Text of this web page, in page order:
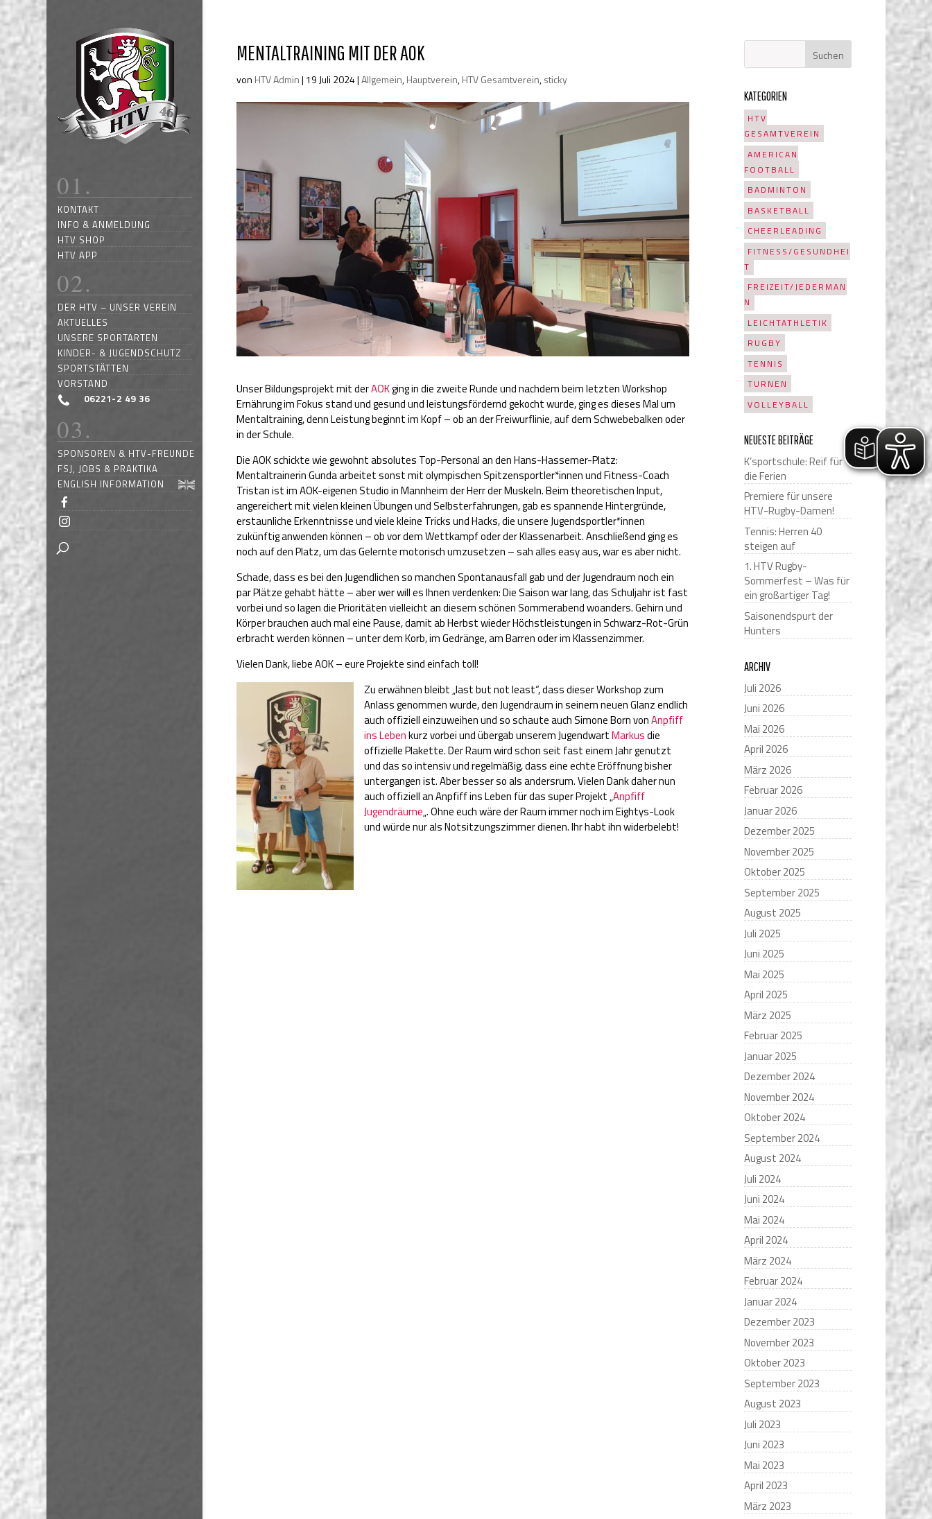
KONTAKT
INFO & ANMELDUNG
HTV SHOP
HTV APP
DER HTV – UNSER VEREIN
AKTUELLES
UNSERE SPORTARTEN
KINDER- & JUGENDSCHUTZ
SPORTSTÄTTEN
VORSTAND
06221-2 49 36
SPONSOREN & HTV-FREUNDE
FSJ, JOBS & PRAKTIKA
ENGLISH INFORMATION
MENTALTRAINING MIT DER AOK
von HTV Admin| 19 Juli 2024|Allgemein,Hauptverein,HTV Gesamtverein,sticky
Unser Bildungsprojekt mit derAOKging in die zweite Runde und nachdem beim letzten Workshop
Ernährung im Fokus stand und gesund und leistungsfördernd gekocht wurde, ging es dieses Mal um
Mentaltraining, denn Leistung beginnt im Kopf – ob an der Freiwurflinie, auf dem Schwebebalken oder
in der Schule.
Die AOK schickte wie gewohnt absolutes Top-Personal an den Hans-Hassemer-Platz:
Mentaltrainerin Gunda arbeitet sonst mit olympischen Spitzensportler*innen und Fitness-Coach
Tristan ist im AOK-eigenen Studio in Mannheim der Herr der Muskeln. Beim theoretischen Input,
angereichert mit vielen kleinen Übungen und Selbsterfahrungen, gab es spannende Hintergründe,
erstaunliche Erkenntnisse und viele kleine Tricks und Hacks, die unsere Jugendsportler*innen
zukünftig anwenden können – ob vor dem Wettkampf oder der Klassenarbeit. Anschließend ging es
noch auf den Platz, um das Gelernte motorisch umzusetzen – sah alles easy aus, war es aber nicht.
Schade, dass es bei den Jugendlichen so manchen Spontanausfall gab und der Jugendraum noch ein
par Plätze gehabt hätte – aber wer will es Ihnen verdenken: Die Saison war lang, das Schuljahr ist fast
vorbei und so lagen die Prioritäten vielleicht an diesem schönen Sommerabend woanders. Gehirn und
Körper brauchen auch mal eine Pause, damit ab Herbst wieder Höchstleistungen in Schwarz-Rot-Grün
erbracht werden können – unter dem Korb, im Gedränge, am Barren oder im Klassenzimmer.
Vielen Dank, liebe AOK – eure Projekte sind einfach toll!
Zu erwähnen bleibt „last but not least“, dass dieser Workshop zum
Anlass genommen wurde, den Jugendraum in seinem neuen Glanz endlich
auch offiziell einzuweihen und so schaute auch Simone Born vonAnpfiff
ins Lebenkurz vorbei und übergab unserem JugendwartMarkusdie
offizielle Plakette. Der Raum wird schon seit fast einem Jahr genutzt
und das so intensiv und regelmäßig, dass eine echte Eröffnung bisher
untergangen ist. Aber besser so als andersrum. Vielen Dank daher nun
auch offiziell an Anpfiff ins Leben für das super Projekt „Anpfiff
Jugendräume„. Ohne euch wäre der Raum immer noch im Eightys-Look
und würde nur als Notsitzungszimmer dienen. Ihr habt ihn widerbelebt!
KATEGORIEN
HTV
GESAMTVEREIN
AMERICAN
FOOTBALL
BADMINTON
BASKETBALL
CHEERLEADING
FITNESS/GESUNDHEI
T
FREIZEIT/JEDERMAN
N
LEICHTATHLETIK
RUGBY
TENNIS
TURNEN
VOLLEYBALL
NEUESTE BEITRÄGE
K’sportschule: Reif für
die Ferien
Premiere für unsere
HTV-Rugby-Damen!
Tennis: Herren 40
steigen auf
1. HTV Rugby-
Sommerfest – Was für
ein großartiger Tag!
Saisonendspurt der
Hunters
ARCHIV
Juli 2026
Juni 2026
Mai 2026
April 2026
März 2026
Februar 2026
Januar 2026
Dezember 2025
November 2025
Oktober 2025
September 2025
August 2025
Juli 2025
Juni 2025
Mai 2025
April 2025
März 2025
Februar 2025
Januar 2025
Dezember 2024
November 2024
Oktober 2024
September 2024
August 2024
Juli 2024
Juni 2024
Mai 2024
April 2024
März 2024
Februar 2024
Januar 2024
Dezember 2023
November 2023
Oktober 2023
September 2023
August 2023
Juli 2023
Juni 2023
Mai 2023
April 2023
März 2023